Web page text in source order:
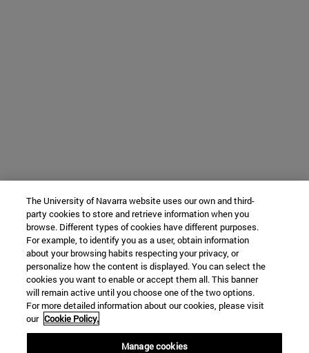
The University of Navarra website uses our own and third-
party cookies to store and retrieve information when you
browse. Different types of cookies have different purposes.
For example, to identify you as a user, obtain information
about your browsing habits respecting your privacy, or
personalize how the content is displayed. You can select the
cookies you want to enable or accept them all. This banner
will remain active until you choose one of the two options.
For more detailed information about our cookies, please visit
our Cookie Policy.
Manage cookies